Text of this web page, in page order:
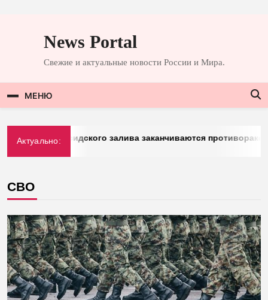
содержимомуNews Portal
Свежие и актуальные новости России и Мира.
МЕНЮ
Актуально:
стран Персидского залива заканчиваются противоракеты
СВО